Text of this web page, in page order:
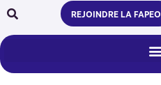
REJOINDRE LA FAPEO